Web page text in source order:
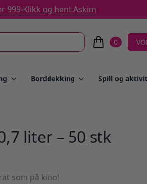
999-Klikk og hent Askim
0
Borddekking Spill og
liter – 50 stk
som på kino!